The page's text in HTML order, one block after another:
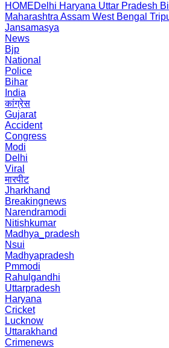
HOMEDelhi Haryana Uttar Pradesh
Maharashtra Assam West Bengal
Jansamasya
News
Bjp
National
Police
Bihar
India
कांग्रेस
Gujarat
Accident
Congress
Modi
Delhi
Viral
मारपीट
Jharkhand
Breakingnews
Narendramodi
Nitishkumar
Madhya_pradesh
Nsui
Madhyapradesh
Pmmodi
Rahulgandhi
Uttarpradesh
Haryana
Cricket
Lucknow
Uttarakhand
Crimenews